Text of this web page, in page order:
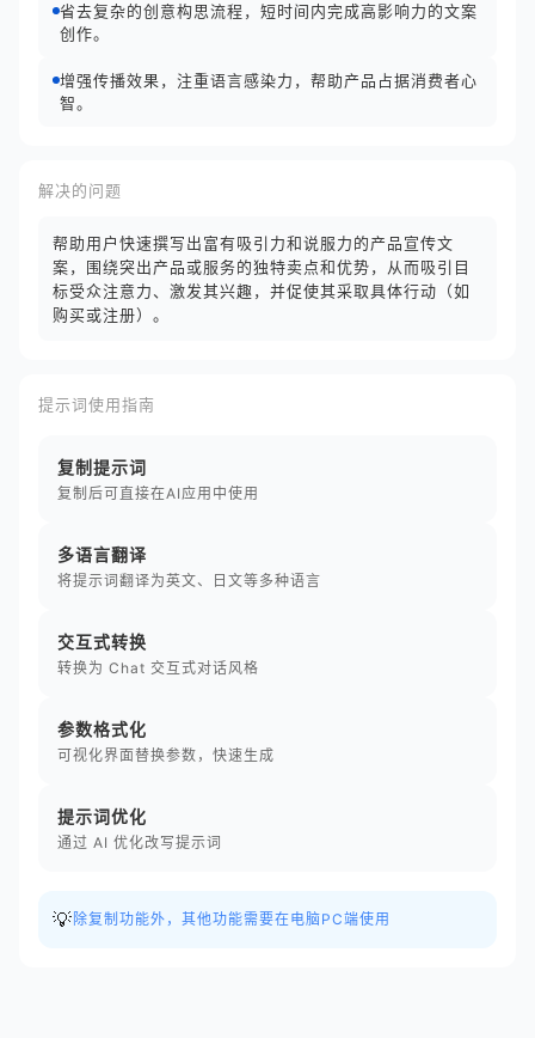
省去复杂的创意构思流程，短时间内完成高影响力的文案
创作。
增强传播效果，注重语言感染力，帮助产品占据消费者心
智。
解决的问题
帮助用户快速撰写出富有吸引力和说服力的产品宣传文
案，围绕突出产品或服务的独特卖点和优势，从而吸引目
标受众注意力、激发其兴趣，并促使其采取具体行动（如
购买或注册）。
提示词使用指南
复制提示词
复制后可直接在AI应用中使用
多语言翻译
将提示词翻译为英文、日文等多种语言
交互式转换
转换为 Chat 交互式对话风格
参数格式化
可视化界面替换参数，快速生成
提示词优化
通过 AI 优化改写提示词
💡 除复制功能外，其他功能需要在电脑PC端使用